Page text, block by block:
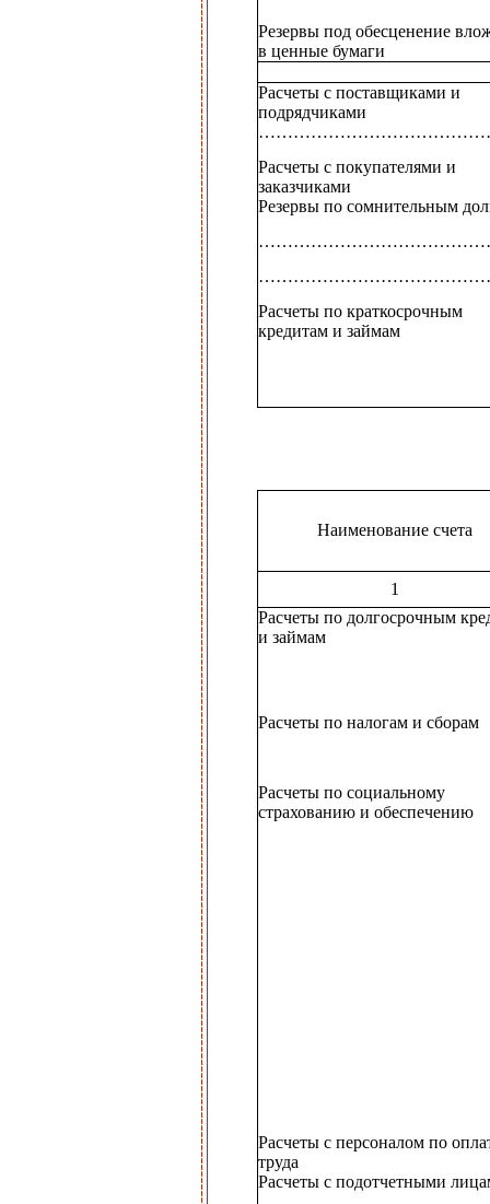
Резервы под обесценение
в ценные бумаги
Расчеты с поставщиками и
подрядчиками
Расчеты с покупателями и
заказчиками
Резервы по сомнительным
Расчеты по краткосрочным
кредитам и займам
Наименование счета
1
Расчеты по долгосрочным
и займам
Расчеты по налогам и сборам
Расчеты по социальному
страхованию и обеспечению
Расчеты с персоналом по
труда
Расчеты с подотчетными